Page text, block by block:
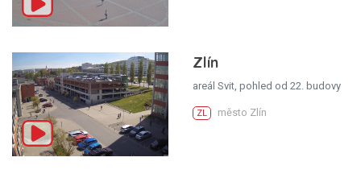
Zlín
areál Svit, pohled od 22. budovy
ZL město Zlín